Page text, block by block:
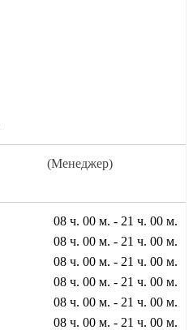
(Менеджер)
08 ч. 00 м. - 21 ч. 00 м.
08 ч. 00 м. - 21 ч. 00 м.
08 ч. 00 м. - 21 ч. 00 м.
08 ч. 00 м. - 21 ч. 00 м.
08 ч. 00 м. - 21 ч. 00 м.
08 ч. 00 м. - 21 ч. 00 м.